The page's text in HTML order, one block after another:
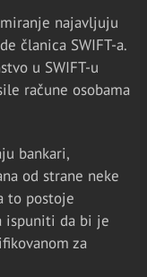
najavljuju
članica SWIFT-a.
u SWIFT-u
račune osobama
bankari,
od strane neke
to postoje
ispuniti da bi je
za